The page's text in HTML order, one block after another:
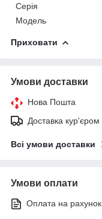
Серія
Модель
Приховати
Умови доставки
Нова Пошта
Доставка кур'єром
Всі умови доставки
Умови оплати
Оплата на рахунок